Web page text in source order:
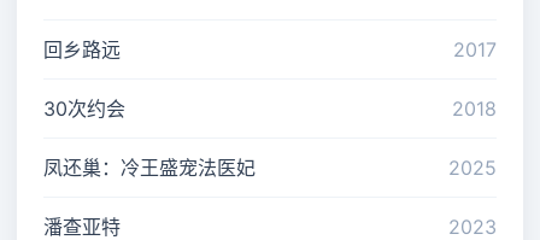
回乡路远 2017
30次约会 2018
凤还巢：冷王盛宠法医妃 2025
潘查亚特 2023